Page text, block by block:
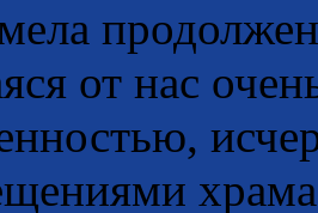
от нас